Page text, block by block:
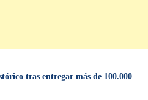
tras entregar más de 100.000